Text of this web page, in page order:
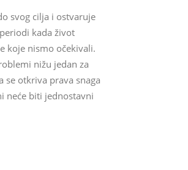
svog cilja i ostvaruje
kada život
koje nismo očekivali.
nižu jedan za
se otkriva prava snaga
neće biti jednostavni